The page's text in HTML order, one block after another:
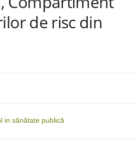
de risc din
in sănătate publică